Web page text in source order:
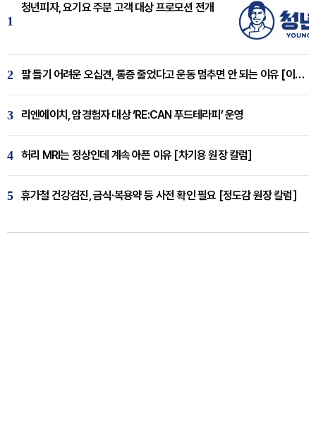
1
청년피자, 요기요 주문 고객 대상 프로모션 전개
2 팔 들기 어려운 오십견, 통증 줄었다고 운동 멈추면 안 되는 이유 [이병욱 원장 칼럼]
3 리엔에이치, 암경험자 대상 ‘RE:CAN 푸드테라피’ 운영
4 허리 MRI는 정상인데 계속 아픈 이유 [차기용 원장 칼럼]
5 휴가철 건강검진, 금식·복용약 등 사전 확인 필요 [정도감 원장 칼럼]